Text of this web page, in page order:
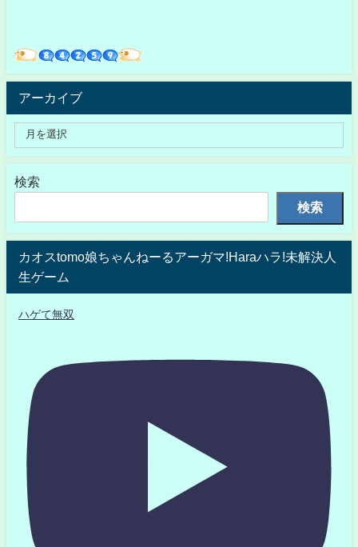
アーカイブ
検索
検索
カオスtomo娘ちゃんねーるアーガマ!Haraハラ!未解決人
生ゲーム
ハゲて無双